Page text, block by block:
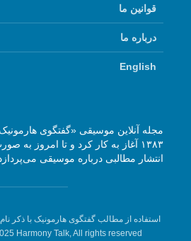
قوانین ما
درباره ما
English
۱۳۸۳ آغاز به کار کرد و تا امروز به
انتشار مطالبی درباره موسیقی می‌پردازد.
استفاده از مطالب گفتگوی هارمونیک با ذکر
Harmony Talk, All rights reserved.